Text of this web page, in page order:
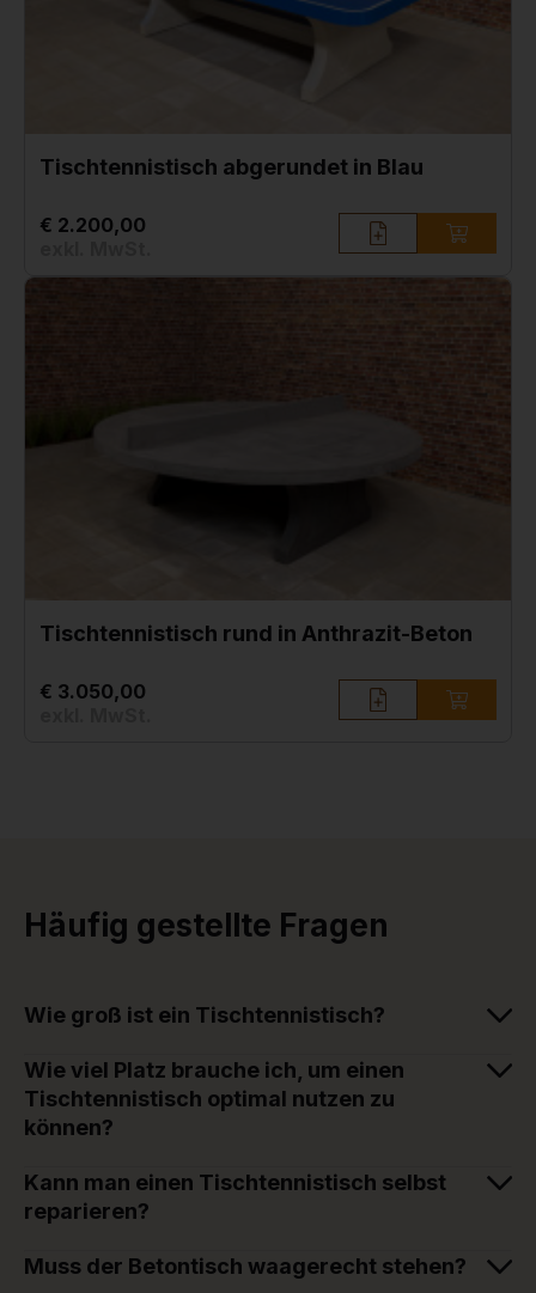
Tischtennistisch abgerundet in Blau
€ 2.200,00
Tischtennistisch rund in Anthrazit-Beton
€ 3.050,00
Häufig gestellte Fragen
Wie groß ist ein Tischtennistisch?
Wie viel Platz brauche ich, um einen
Tischtennistisch optimal nutzen zu
können?
Kann man einen Tischtennistisch selbst
reparieren?
Muss der Betontisch waagerecht stehen?